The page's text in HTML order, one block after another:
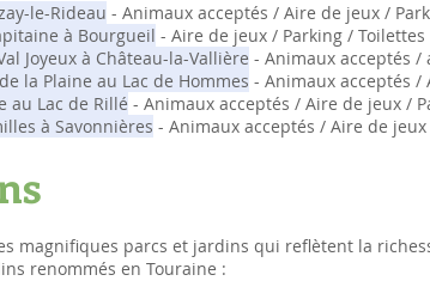
le-Rideau - Animaux acceptés / Aire de jeux /
à Bourgueil - Aire de jeux / Parking / Toilettes
Joyeux à Château-la-Vallière - Animaux acceptés /
la Plaine au Lac de Hommes - Animaux acceptés /
au Lac de Rillé - Animaux acceptés / Aire de jeux /
à Savonnières - Animaux acceptés / Aire de
magnifiques parcs et jardins qui reflètent la
renommés en Touraine :